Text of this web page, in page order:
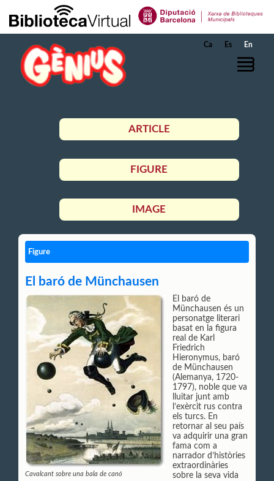
Skip to Main Content
Ca Es En
ARTICLE
FIGURE
IMAGE
Figure
El baró de Münchausen
Cavalcant sobre una bala de canó
El baró de
Münchausen és un
personatge literari
basat en la figura
real de Karl
Friedrich
Hieronymus, baró
de Münchausen
(Alemanya, 1720-
1797), noble que va
lluitar junt amb
l’exèrcit rus contra
els turcs. En
retornar al seu país
va adquirir una gran
fama com a
narrador d’històries
extraordinàries
sobre la seva vida